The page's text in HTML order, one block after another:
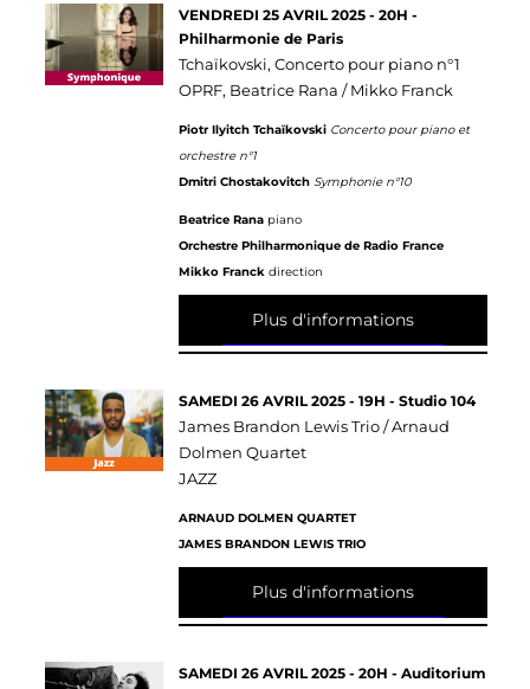
VENDREDI 25 AVRIL 2025 - 20H -
Philharmonie de Paris
Tchaïkovski, Concerto pour piano n°1
OPRF, Beatrice Rana / Mikko Franck
Piotr Ilyitch Tchaïkovski Concerto pour piano et
orchestre n°1
Dmitri Chostakovitch Symphonie n°10
Beatrice Rana piano
Orchestre Philharmonique de Radio France
Mikko Franckdirection
Plus d'informations
SAMEDI 26 AVRIL 2025 - 19H - Studio 104
James Brandon Lewis Trio / Arnaud
Dolmen Quartet
JAZZ
ARNAUD DOLMEN QUARTET
JAMES BRANDON LEWIS TRIO
Plus d'informations
SAMEDI 26 AVRIL 2025 - 20H - Auditorium